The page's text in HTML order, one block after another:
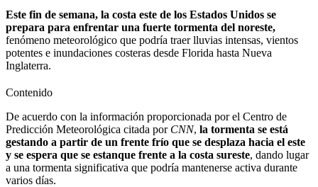
Este fin de semana, la costa este de los Estados Unidos se
prepara para enfrentar una fuerte tormenta del noreste,
fenómeno meteorológico que podría traer lluvias intensas, vientos
potentes e inundaciones costeras desde Florida hasta Nueva
Inglaterra.
Contenido
De acuerdo con la información proporcionada por el Centro de
Predicción Meteorológica citada por CNN, la tormenta se está
gestando a partir de un frente frío que se desplaza hacia el este
y se espera que se estanque frente a la costa sureste, dando lugar
a una tormenta significativa que podría mantenerse activa durante
varios días.